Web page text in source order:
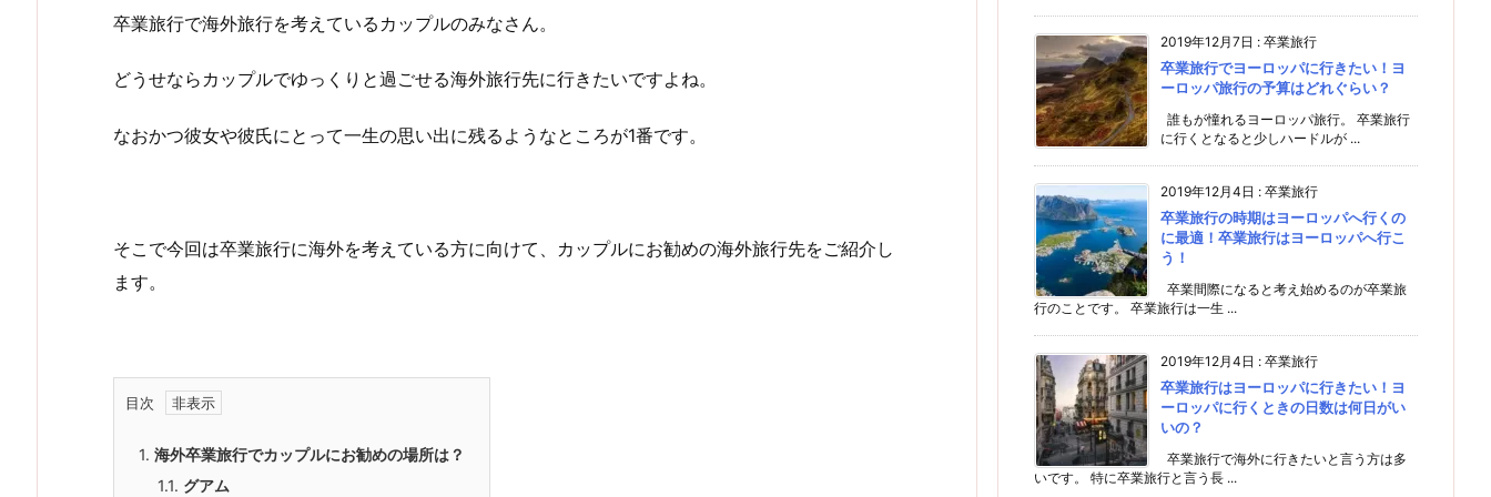
卒業旅行で海外旅行を考えているカップルのみなさん。
どうせならカップルでゆっくりと過ごせる海外旅行先に行きたいですよね。
なおかつ彼女や彼氏にとって一生の思い出に残るようなところが1番です。
そこで今回は卒業旅行に海外を考えている方に向けて、カップルにお勧めの海外旅行先をご紹介し
ます。
目次
1. 海外卒業旅行でカップルにお勧めの場所は？
1.1. グアム
2019年12月7日 : 卒業旅行
卒業旅行でヨーロッパに行きたい！ヨ
ーロッパ旅行の予算はどれぐらい？
誰もが憧れるヨーロッパ旅行。 卒業旅行
に行くとなると少しハードルが ...
2019年12月4日 : 卒業旅行
卒業旅行の時期はヨーロッパへ行くの
に最適！卒業旅行はヨーロッパへ行こ
う！
卒業間際になると考え始めるのが卒業旅
行のことです。 卒業旅行は一生 ...
2019年12月4日 : 卒業旅行
卒業旅行はヨーロッパに行きたい！ヨ
ーロッパに行くときの日数は何日がい
いの？
卒業旅行で海外に行きたいと言う方は多
いです。 特に卒業旅行と言う長 ...